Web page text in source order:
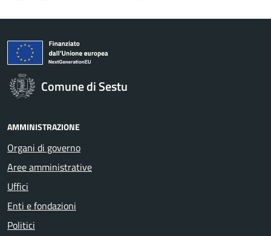
Comune di Sestu
AMMINISTRAZIONE
Organi di governo
Aree amministrative
Uffici
Enti e fondazioni
Politici